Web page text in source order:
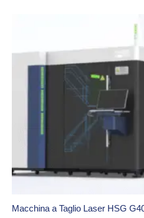
Macchina a Taglio Laser HSG